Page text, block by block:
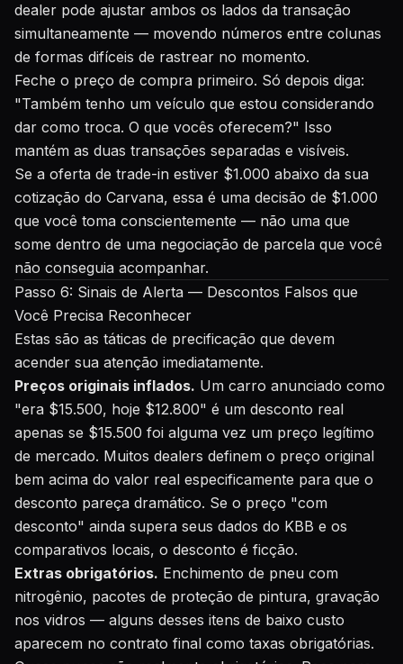
dealer pode ajustar ambos os lados da transação
simultaneamente — movendo números entre colunas
de formas difíceis de rastrear no momento.
Feche o preço de compra primeiro. Só depois diga:
"Também tenho um veículo que estou considerando
dar como troca. O que vocês oferecem?" Isso
mantém as duas transações separadas e visíveis.
Se a oferta de trade-in estiver $1.000 abaixo da sua
cotização do Carvana, essa é uma decisão de $1.000
que você toma conscientemente — não uma que
some dentro de uma negociação de parcela que você
não conseguia acompanhar.
Passo 6: Sinais de Alerta — Descontos Falsos que
Você Precisa Reconhecer
Estas são as táticas de precificação que devem
acender sua atenção imediatamente.
Preços originais inflados. Um carro anunciado como
"era $15.500, hoje $12.800" é um desconto real
apenas se $15.500 foi alguma vez um preço legítimo
de mercado. Muitos dealers definem o preço original
bem acima do valor real especificamente para que o
desconto pareça dramático. Se o preço "com
desconto" ainda supera seus dados do KBB e os
comparativos locais, o desconto é ficção.
Extras obrigatórios. Enchimento de pneu com
nitrogênio, pacotes de proteção de pintura, gravação
nos vidros — alguns desses itens de baixo custo
aparecem no contrato final como taxas obrigatórias.